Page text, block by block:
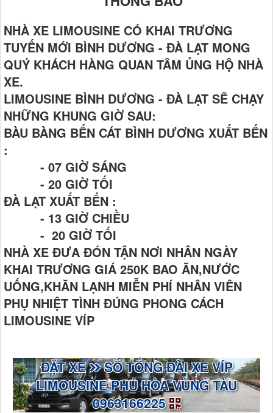
NHÀ XE LIMOUSINE CÓ KHAI TRƯƠNG
TUYẾN MỚI BÌNH DƯƠNG - ĐÀ LẠT MONG
QUÝ KHÁCH HÀNG QUAN TÂM ỦNG HỘ NHÀ
XE.
LIMOUSINE BÌNH DƯƠNG - ĐÀ LẠT SẼ CHẠY
NHỮNG KHUNG GIỜ SAU:
BÀU BÀNG BẾN CÁT BÌNH DƯƠNG XUẤT BẾN
:
- 07 GIỜ SÁNG
- 20 GIỜ TỐI
ĐÀ LẠT XUẤT BẾN :
- 13 GIỜ CHIỀU
- 20 GIỜ TỐI
NHÀ XE ĐƯA ĐÓN TẬN NƠI NHÂN NGÀY
KHAI TRƯƠNG GIÁ 250K BAO ĂN,NƯỚC
UỐNG,KHĂN LẠNH MIỄN PHÍ NHÂN VIÊN
PHỤ NHIỆT TÌNH ĐÚNG PHONG CÁCH
LIMOUSINE VÍP
ĐẶT XE SỐ TỔNG ĐÀI XE VÍP
LIMOUSINE PHÚ HÒA VŨNG TÀU
0963166225